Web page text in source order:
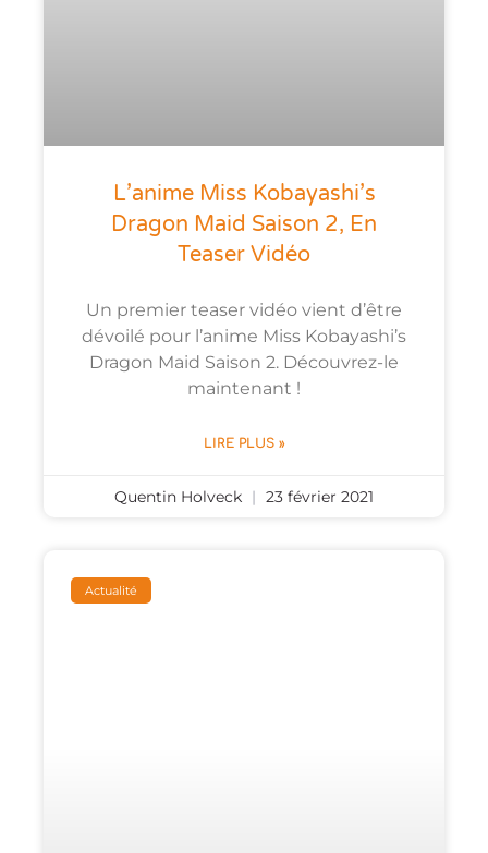
L’anime Miss Kobayashi’s
Dragon Maid Saison 2, En
Teaser Vidéo
Un premier teaser vidéo vient d’être
dévoilé pour l’anime Miss Kobayashi’s
Dragon Maid Saison 2. Découvrez-le
maintenant !
LIRE PLUS »
Quentin Holveck 23 février 2021
Actualité